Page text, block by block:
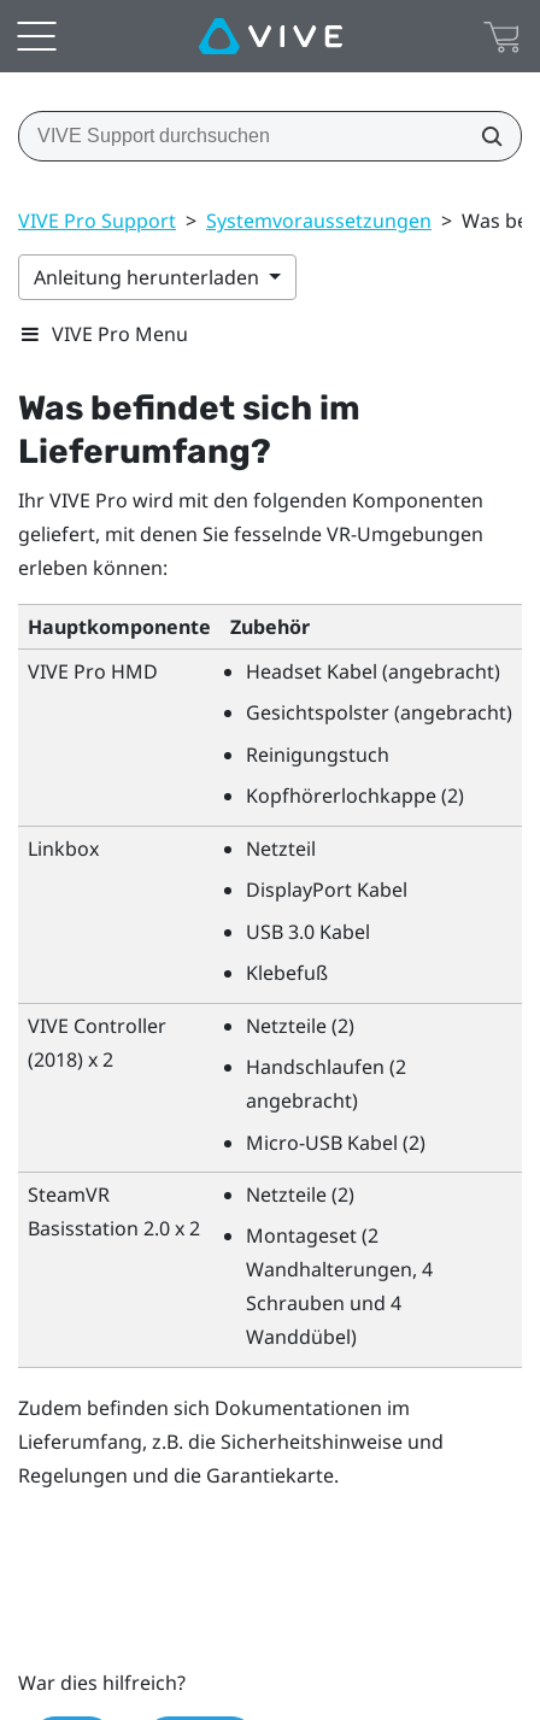
VIVE Pro Support > Systemvoraussetzungen > Was
Anleitung herunterladen
VIVE Pro Menu
Was befindet sich im
Lieferumfang?
IhrVIVE Pro wird mit den folgenden Komponenten
geliefert, mit denen Sie fesselnde VR-Umgebungen
erleben können:
Hauptkomponente
Zubehör
VIVE Pro HMD
Headset Kabel (angebracht)
Gesichtspolster (angebracht)
Reinigungstuch
Kopfhörerlochkappe (2)
Linkbox
Netzteil
DisplayPortKabel
USB 3.0 Kabel
Klebefuß
VIVE Controller
(2018) x 2
Netzteile (2)
Handschlaufen (2
angebracht)
Micro-USB Kabel (2)
SteamVR
Basisstation 2.0 x 2
Netzteile (2)
Montageset (2
Wandhalterungen, 4
Schrauben und 4
Wanddübel)
Zudem befinden sich Dokumentationen im
Lieferumfang, z.B. die Sicherheitshinweise und
Regelungen und die Garantiekarte.
War dies hilfreich?